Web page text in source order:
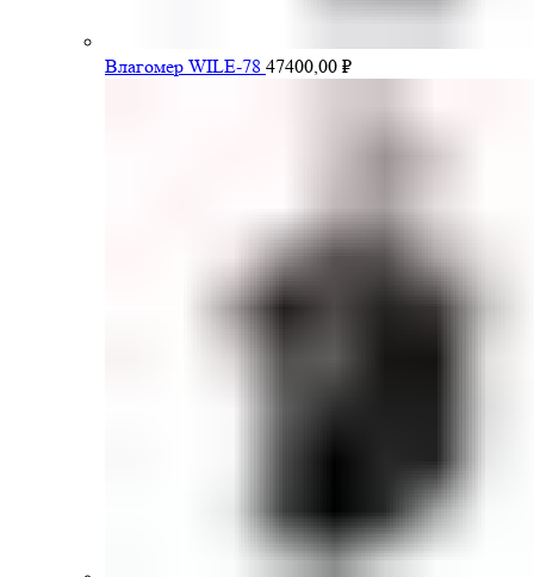
Влагомер WILE-78 47400,00 ₽